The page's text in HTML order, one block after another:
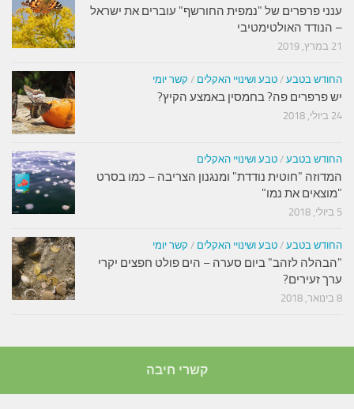
ענני פרפרים של "נמפית החורשף" עוברים את ישראל
– הנודד האולטימטיבי
21 במרץ, 2019
החודש בטבע / טבע ושינויי האקלים / קשר יומי
יש פרפרים פה? בחמסין באמצע הקיץ?
24 ביולי, 2018
החודש בטבע / טבע ושינויי האקלים
המדוזה "חוטית נודדת" ומנגנון הצריבה – כמו בסרט
"מוצאים את נמו"
5 ביולי, 2018
החודש בטבע / טבע ושינויי האקלים / קשר יומי
"הבהלה לזהב" ביום סערה – הים פולט חפצים יקרי
ערך זעירים?
8 בינואר, 2018
קשרי חיבה